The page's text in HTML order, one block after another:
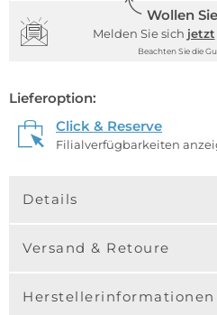
Wollen
Melden Sie sich jetzt
Beachten Sie die
Lieferoption:
Click & Reserve
Filialverfügbarkeiten
Details
Versand & Retoure
Herstellerinformationen